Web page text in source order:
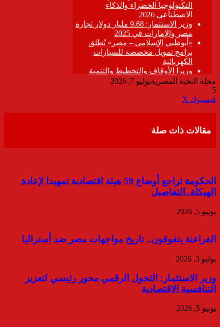
مجلة النخبة المصريةيوليو 7, 2026
5
فيسبوك ‫X
مقالات ذات صلة
الحكومة تراجع أوضاع 59 هيئة اقتصادية تمهيدا لإعادة
الهيكلة..التفاصيل
يونيو 5, 2026
الفراعنة يتفوقون.. تاريخ مواجهات مصر ضد أستراليا
يوليو 3, 2026
وزير الاستثمار: التحول الرقمي محور رئيسي لتعزيز
التنافسية الاقتصادية
يونيو 5, 2026